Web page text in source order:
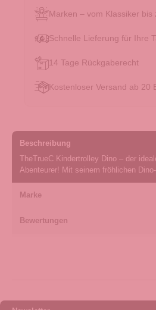
Marken – vom Klassiker bis
Schnelle Lieferung für Ihre
14 Tage Rückgaberecht
Kostenloser Versand ab 20
Beschreibung
TheTrueC Kindertrolley Dino – der
Abenteurer! Mit seinem fröhlichen
Marke
Bewertungen